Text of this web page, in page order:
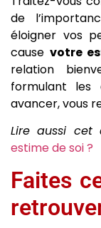
de
éloigner vos
cause votre
relation
formulant les
avancer, vous
Lire aussi cet
estime de soi ?
Faites